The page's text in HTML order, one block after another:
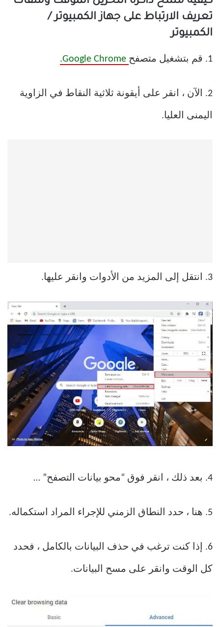
تعريف الارتباط على جهاز الكمبيوتر /
الكمبيوتر
1. قم بتشغيل متصفح
2. الآن ، انقر على أيقونة ثلاثية النقاط في الزاوية
اليمنى العليا.
3. انتقل إلى المزيد من الأدوات وانقر عليها.
4. بعد ذلك ، انقر فوق “محو بيانات التصفح” …
5. هنا ، حدد النطاق الزمني للإجراء المراد استكماله.
6. إذا كنت ترغب في حذف البيانات بالكامل ، فحدد
كل الوقت وانقر على مسح البيانات.